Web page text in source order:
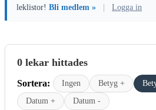
leklistor! Bli medlem » Logga in
0 lekar hittades
Sortera: Ingen Betyg +
Datum +
Datum -